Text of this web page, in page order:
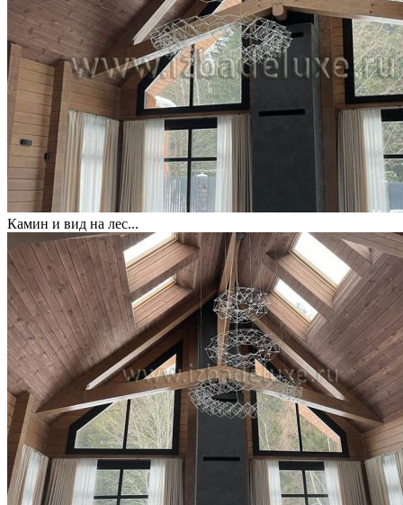
Камин и вид на лес...